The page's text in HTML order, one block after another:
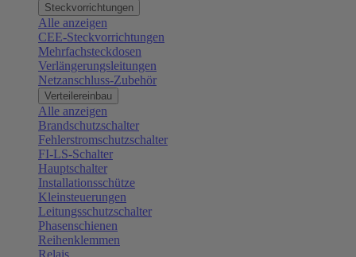
Steckvorrichtungen
Alle anzeigen
CEE-Steckvorrichtungen
Mehrfachsteckdosen
Verlängerungsleitungen
Netzanschluss-Zubehör
Verteilereinbau
Alle anzeigen
Brandschutzschalter
Fehlerstromschutzschalter
FI-LS-Schalter
Hauptschalter
Installationsschütze
Kleinsteuerungen
Leitungsschutzschalter
Phasenschienen
Reihenklemmen